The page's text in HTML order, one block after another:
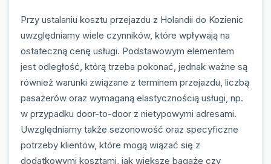
Przy ustalaniu kosztu przejazdu z Holandii do Kozienic
uwzględniamy wiele czynników, które wpływają na
ostateczną cenę usługi. Podstawowym elementem
jest odległość, którą trzeba pokonać, jednak ważne są
również warunki związane z terminem przejazdu, liczbą
pasażerów oraz wymaganą elastycznością usługi, np.
w przypadku door-to-door z nietypowymi adresami.
Uwzględniamy także sezonowość oraz specyficzne
potrzeby klientów, które mogą wiązać się z
dodatkowymi kosztami, jak większe bagaże czy